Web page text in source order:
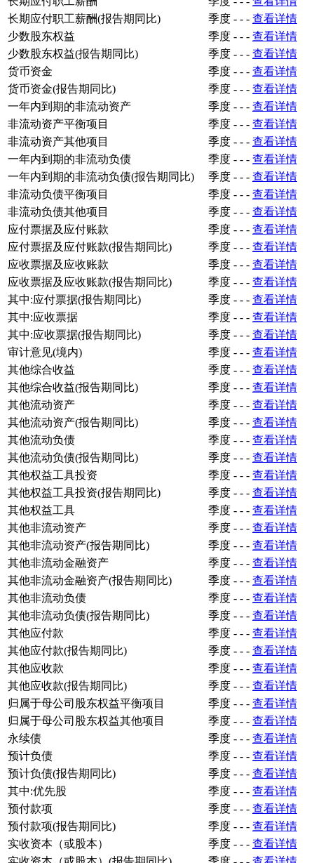
长期应付职工薪酬(报告期同比)
季度 - - - 查看详情
少数股东权益
季度 - - - 查看详情
少数股东权益(报告期同比)
季度 - - - 查看详情
货币资金
季度 - - - 查看详情
货币资金(报告期同比)
季度 - - - 查看详情
一年内到期的非流动资产
季度 - - - 查看详情
非流动资产平衡项目
季度 - - - 查看详情
非流动资产其他项目
季度 - - - 查看详情
一年内到期的非流动负债
季度 - - - 查看详情
一年内到期的非流动负债(报告期同比)
季度 - - - 查看详情
非流动负债平衡项目
季度 - - - 查看详情
非流动负债其他项目
季度 - - - 查看详情
应付票据及应付账款
季度 - - - 查看详情
应付票据及应付账款(报告期同比)
季度 - - - 查看详情
应收票据及应收账款
季度 - - - 查看详情
应收票据及应收账款(报告期同比)
季度 - - - 查看详情
其中:应付票据(报告期同比)
季度 - - - 查看详情
其中:应收票据
季度 - - - 查看详情
其中:应收票据(报告期同比)
季度 - - - 查看详情
审计意见(境内)
季度 - - - 查看详情
其他综合收益
季度 - - - 查看详情
其他综合收益(报告期同比)
季度 - - - 查看详情
其他流动资产
季度 - - - 查看详情
其他流动资产(报告期同比)
季度 - - - 查看详情
其他流动负债
季度 - - - 查看详情
其他流动负债(报告期同比)
季度 - - - 查看详情
其他权益工具投资
季度 - - - 查看详情
其他权益工具投资(报告期同比)
季度 - - - 查看详情
其他权益工具
季度 - - - 查看详情
其他非流动资产
季度 - - - 查看详情
其他非流动资产(报告期同比)
季度 - - - 查看详情
其他非流动金融资产
季度 - - - 查看详情
其他非流动金融资产(报告期同比)
季度 - - - 查看详情
其他非流动负债
季度 - - - 查看详情
其他非流动负债(报告期同比)
季度 - - - 查看详情
其他应付款
季度 - - - 查看详情
其他应付款(报告期同比)
季度 - - - 查看详情
其他应收款
季度 - - - 查看详情
其他应收款(报告期同比)
季度 - - - 查看详情
归属于母公司股东权益平衡项目
季度 - - - 查看详情
归属于母公司股东权益其他项目
季度 - - - 查看详情
永续债
季度 - - - 查看详情
预计负债
季度 - - - 查看详情
预计负债(报告期同比)
季度 - - - 查看详情
其中:优先股
季度 - - - 查看详情
预付款项
季度 - - - 查看详情
预付款项(报告期同比)
季度 - - - 查看详情
实收资本（或股本）
季度 - - - 查看详情